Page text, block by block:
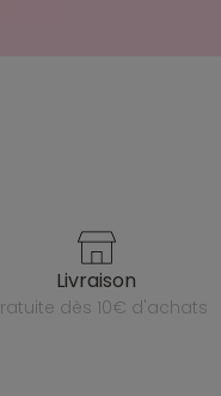
livraison
gratuite dès 10€ d'achats